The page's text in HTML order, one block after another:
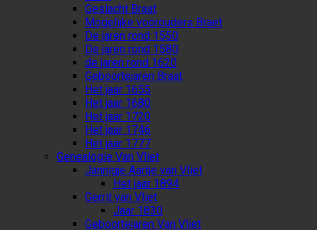
Geslacht Braat
Mogelijke voorouders Braet
De jaren rond 1550
De jaren rond 1580
de jaren rond 1620
Geboortejaren Braat
Het jaar 1655
Het jaar 1680
Het jaar 1720
Het jaar 1746
Het jaar 1777
Genealogie Van Vliet
Jannigje Aartje van Vliet
Het jaar 1894
Gerrit van Vliet
Jaar 1830
Geboortejaren Van Vliet